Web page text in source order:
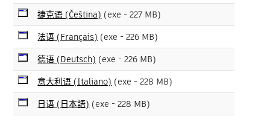
捷克语 (Čeština) (exe - 227 MB)
法语 (Français) (exe - 226 MB)
德语 (Deutsch) (exe - 226 MB)
意大利语 (Italiano) (exe - 228 MB)
日语 (日本語) (exe - 228 MB)